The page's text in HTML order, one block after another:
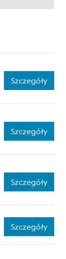
Szczegóły
Szczegóły
Szczegóły
Szczegóły